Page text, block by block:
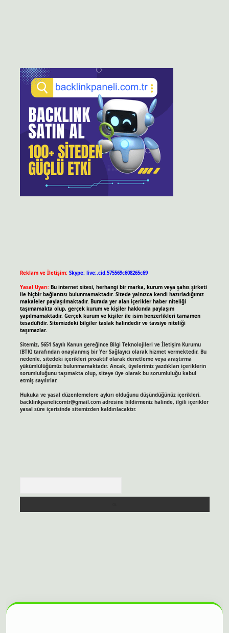
Reklam ve İletişim: Skype: live:.cid.575569c608265c69
Yasal Uyarı: Bu internet sitesi, herhangi bir marka, kurum veya şahıs şirketi
ile hiçbir bağlantısı bulunmamaktadır. Sitede yalnızca kendi hazırladığımız
makaleler paylaşılmaktadır. Burada yer alan içerikler haber niteliği
taşımamakta olup, gerçek kurum ve kişiler hakkında paylaşım
yapılmamaktadır. Gerçek kurum ve kişiler ile isim benzerlikleri tamamen
tesadüfidir. Sitemizdeki bilgiler taslak halindedir ve tavsiye niteliği
taşımazlar.
Sitemiz, 5651 Sayılı Kanun gereğince Bilgi Teknolojileri ve İletişim Kurumu
(BTK) tarafından onaylanmış bir Yer Sağlayıcı olarak hizmet vermektedir. Bu
nedenle, sitedeki içerikleri proaktif olarak denetleme veya araştırma
yükümlülüğümüz bulunmamaktadır. Ancak, üyelerimiz yazdıkları içeriklerin
sorumluluğunu taşımakta olup, siteye üye olarak bu sorumluluğu kabul
etmiş sayılırlar.
Hukuka ve yasal düzenlemelere aykırı olduğunu düşündüğünüz içerikleri,
backlinkpanelicomtr@gmail.comadresine bildirmeniz halinde, ilgili içerikler
yasal süre içerisinde sitemizden kaldırılacaktır.